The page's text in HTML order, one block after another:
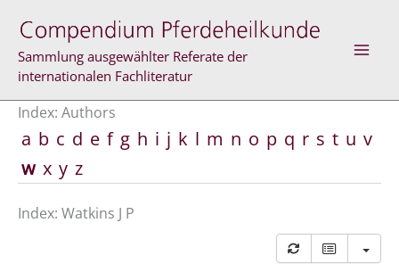
content
Sammlung ausgewählter Referate der
internationalen Fachliteratur
Index: Authors
a b c d e f g h i j k l m n o p q r s t u v
w x y z
Index: Watkins J P